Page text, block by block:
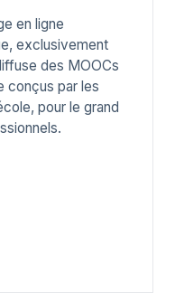
en ligne
exclusivement
des MOOCs
conçus par les
pour le grand